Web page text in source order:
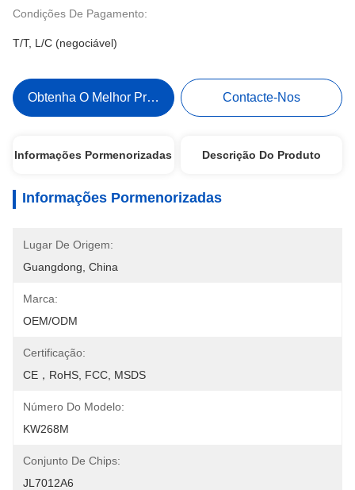
Condições De Pagamento:
T/T, L/C (negociável)
Obtenha O Melhor Preço Contacte-Nos
Informações Pormenorizadas Descrição Do Produto
Informações Pormenorizadas
Lugar De Origem:
Guangdong, China
Marca:
OEM/ODM
Certificação:
CE，RoHS, FCC, MSDS
Número Do Modelo:
KW268M
Conjunto De Chips:
JL7012A6